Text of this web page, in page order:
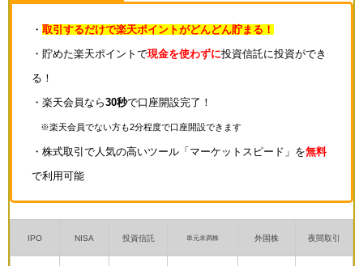
・ 取引するだけで楽天ポイントがどんどん貯まる！
・貯めた楽天ポイントで現金を使わずに投資信託に投資ができ
る！
・楽天会員なら30秒で口座開設完了！
※楽天会員でない方も2分程度で口座開設できます
・株式取引で人気の高いツール「マーケットスピード」を無料
で利用可能
IPO NISA 投資信託 単元未満株 外国株 夜間取引